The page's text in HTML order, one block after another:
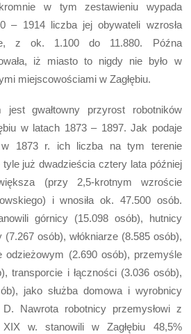
w tym zestawieniu wypada
– 1914 liczba jej obywateli wzrosła
z ok. 1.100 do 11.880. Późna
iż miasto to nigdy nie było w
miejscowościami w Zagłębiu.
jest gwałtowny przyrost robotników
w latach 1873 – 1897. Jak podaje
1873 r. ich liczba na tym terenie
tyle już dwadzieścia cztery lata później
(przy 2,5-krotnym wzroście
i wnosiła ok. 47.500 osób.
górnicy (15.098 osób), hutnicy
osób), włókniarze (8.585 osób),
odzieżowym (2.690 osób), przemyśle
transporcie i łączności (3.036 osób),
jako służba domowa i wyrobnicy
D. Nawrota robotnicy przemysłowi z
w. stanowili w Zagłębiu 48,5%